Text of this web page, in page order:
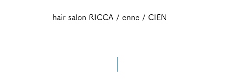
hair salon RICCA / enne / CIEN